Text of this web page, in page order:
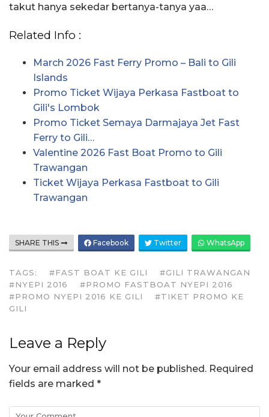
takut hanya sekedar bertanya-tanya yaa…
Related Info :
March 2026 Fast Ferry Promo – Bali to Gili
Islands
Promo Ticket Wijaya Perkasa Fastboat to
Gili's Lombok
Promo Ticket Semaya Darmajaya Jet Fast
Ferry to Gili…
Valentine 2026 Fast Boat Promo to Gili
Trawangan
Ticket Wijaya Perkasa Fastboat to Gili
Trawangan
SHARE THIS Facebook Twitter WhatsApp
TAGS: #FAST BOAT KE GILI
#GILI TRAWANGAN
#NYEPI 2016
#PROMO FASTBOAT NYEPI 2016
#PROMO NYEPI 2016 KE GILI
#TIKET PROMO KE
GILI
Leave a Reply
Your email address will not be published. Required
fields are marked *